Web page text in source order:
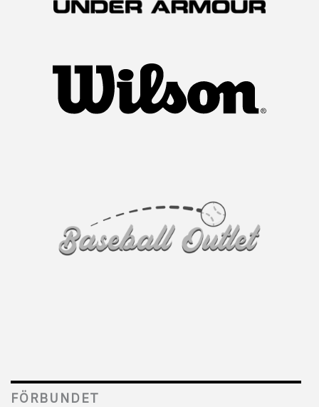
FÖRBUNDET